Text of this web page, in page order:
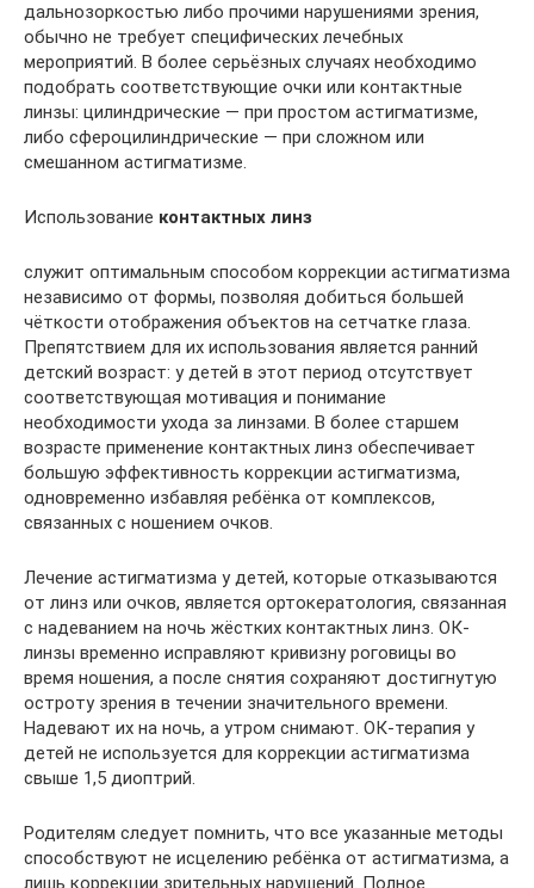
дальнозоркостью либо прочими нарушениями зрения,
обычно не требует специфических лечебных
мероприятий. В более серьёзных случаях необходимо
подобрать соответствующие очки или контактные
линзы: цилиндрические — при простом астигматизме,
либо сфероцилиндрические — при сложном или
смешанном астигматизме.
Использование контактных линз
служит оптимальным способом коррекции астигматизма
независимо от формы, позволяя добиться большей
чёткости отображения объектов на сетчатке глаза.
Препятствием для их использования является ранний
детский возраст: у детей в этот период отсутствует
соответствующая мотивация и понимание
необходимости ухода за линзами. В более старшем
возрасте применение контактных линз обеспечивает
большую эффективность коррекции астигматизма,
одновременно избавляя ребёнка от комплексов,
связанных с ношением очков.
Лечение астигматизма у детей, которые отказываются
от линз или очков, является ортокератология, связанная
с надеванием на ночь жёстких контактных линз. ОК-
линзы временно исправляют кривизну роговицы во
время ношения, а после снятия сохраняют достигнутую
остроту зрения в течении значительного времени.
Надевают их на ночь, а утром снимают. ОК-терапия у
детей не используется для коррекции астигматизма
свыше 1,5 диоптрий.
Родителям следует помнить, что все указанные методы
способствуют не исцелению ребёнка от астигматизма, а
лишь коррекции зрительных нарушений. Полное